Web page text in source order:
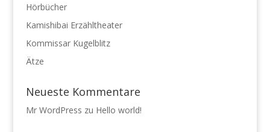
Hörbücher
Kamishibai Erzähltheater
Kommissar Kugelblitz
Ätze
Neueste Kommentare
Mr WordPress zu Hello world!